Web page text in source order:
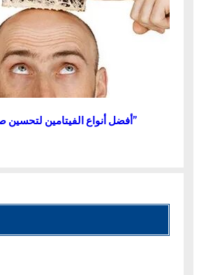
“أفضل أنواع الفيتامين لتحسين صحة الشعر والبشرة”